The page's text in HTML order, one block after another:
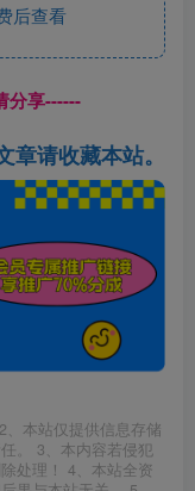
后查看
分享------
请收藏本站。
、本站仅提供信息存储
。 3、本内容若侵犯
处理！ 4、本站全资